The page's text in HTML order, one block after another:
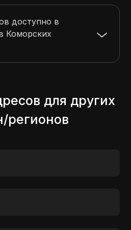
доступно в
Коморских
для других
регионов